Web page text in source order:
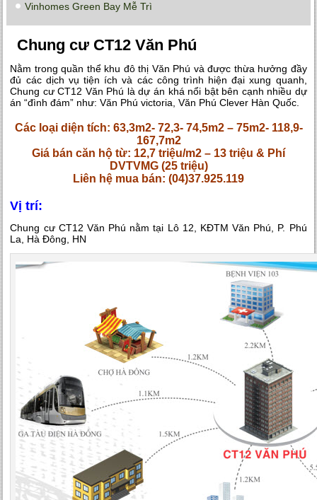
Vinhomes Green Bay Mễ Trì
Chung cư CT12 Văn Phú
Nằm trong quần thể khu đô thị Văn Phú và được thừa hưởng đầy
đủ các dịch vụ tiện ích và các công trình hiện đại xung quanh,
Chung cư CT12 Văn Phú là dự án khá nổi bật bên cạnh nhiều dự
án “đình đám” như: Văn Phú victoria, Văn Phú Clever Hàn Quốc.
Các loại diện tích: 63,3m2- 72,3- 74,5m2 – 75m2- 118,9-
167,7m2
Giá bán căn hộ từ: 12,7 triệu/m2 – 13 triệu & Phí
DVTVMG (25 triệu)
Liên hệ mua bán: (04)37.925.119
Vị trí:
Chung cư CT12 Văn Phú nằm tại Lô 12, KĐTM Văn Phú, P. Phú
La, Hà Đông, HN